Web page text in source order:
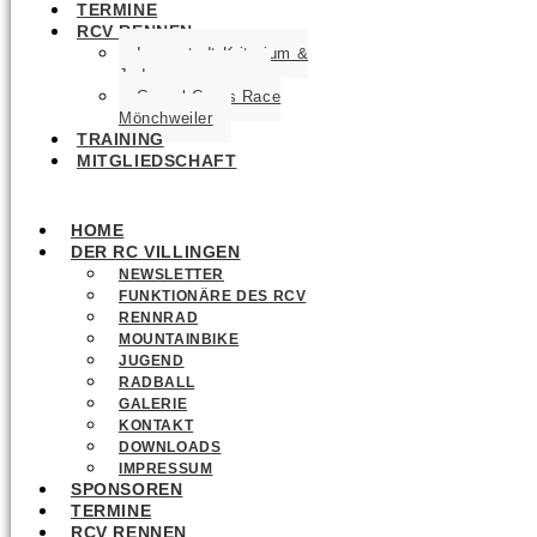
TERMINE
RCV RENNEN
Innenstadt Kriterium &
Jedermannrennen
Gravel Cross Race
Mönchweiler
TRAINING
MITGLIEDSCHAFT
HOME
DER RC VILLINGEN
NEWSLETTER
FUNKTIONÄRE DES RCV
RENNRAD
MOUNTAINBIKE
JUGEND
RADBALL
GALERIE
KONTAKT
DOWNLOADS
IMPRESSUM
SPONSOREN
TERMINE
RCV RENNEN